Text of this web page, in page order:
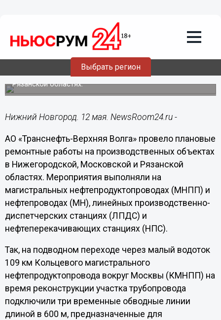
Выбрать регион
АО «Транснефть-Верхняя Волга»
завершило ремонтные работы на
объектах в Нижегородской области
Также мероприятия проводились в Московской и
Рязанской областях.
Нижний Новгород. 12 мая. NewsRoom24.ru -
АО «Транснефть-Верхняя Волга» провело плановые
ремонтные работы на производственных объектах
в Нижегородской, Московской и Рязанской
областях. Мероприятия выполняли на
магистральных нефтепродуктопроводах (МНПП) и
нефтепроводах (МН), линейных производственно-
диспетчерских станциях (ЛПДС) и
нефтеперекачивающих станциях (НПС).
Так, на подводном переходе через малый водоток
109 км Кольцевого магистрального
нефтепродуктопровода вокруг Москвы (КМНПП) на
время реконструкции участка трубопровода
подключили три временные обводные линии
длиной в 600 м, предназначенные для